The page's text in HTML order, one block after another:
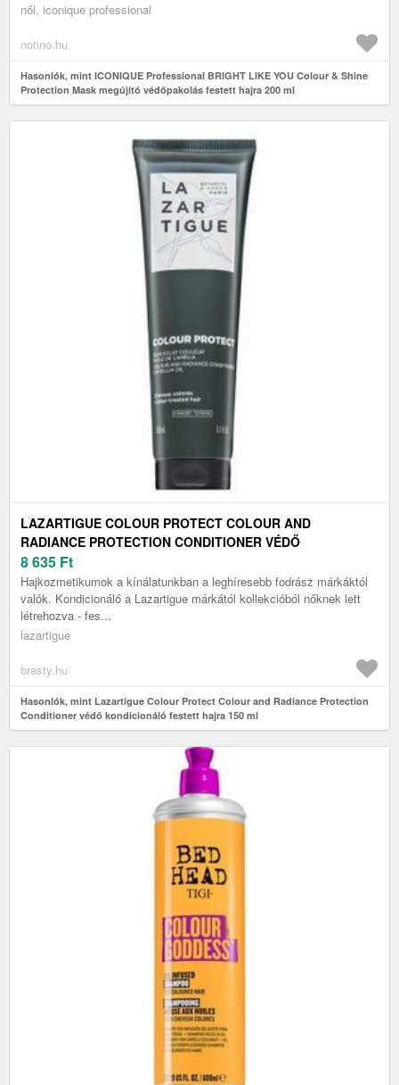
női, iconique professional
notino.hu
Hasonlók, mint ICONIQUE Professional BRIGHT LIKE YOU Colour & Shine
Protection Mask megújító védőpakolás festett hajra 200 ml
LAZARTIGUE COLOUR PROTECT COLOUR AND
RADIANCE PROTECTION CONDITIONER VÉDŐ
KONDICIONÁLÓ FESTETT HAJRA 150 ML
8 635 Ft
Hajkozmetikumok a kínálatunkban a leghíresebb fodrász márkáktól
valók. Kondicionáló a Lazartigue márkától kollekcióból nőknek lett
létrehozva - fes...
lazartigue
brasty.hu
Hasonlók, mint Lazartigue Colour Protect Colour and Radiance Protection
Conditioner védő kondicionáló festett hajra 150 ml